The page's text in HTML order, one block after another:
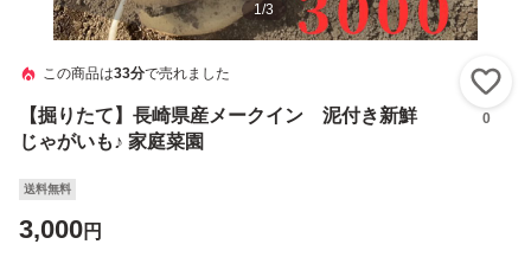
1/3
この商品は33分で売れました
【掘りたて】長崎県産メークイン 泥付き新鮮
じゃがいも♪ 家庭菜園
0
送料無料
3,000円